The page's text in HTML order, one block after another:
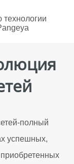
полный
успешных,